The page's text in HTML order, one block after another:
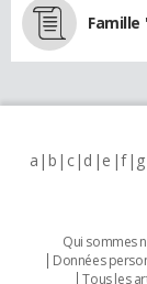
Famille
a b c d e f g
Qui sommes
Données
Tous les